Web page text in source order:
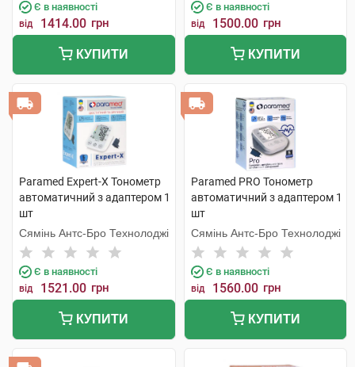
Є в наявності
від 1414.00 грн
КУПИТИ
Є в наявності
від 1500.00 грн
КУПИТИ
Paramed Expert-X Тонометр
автоматичний з адаптером 1
шт
Сямінь Антс-Бро Технолоджі
Є в наявності
від 1521.00 грн
КУПИТИ
Paramed PRO Тонометр
автоматичний з адаптером 1
шт
Сямінь Антс-Бро Технолоджі
Є в наявності
від 1560.00 грн
КУПИТИ